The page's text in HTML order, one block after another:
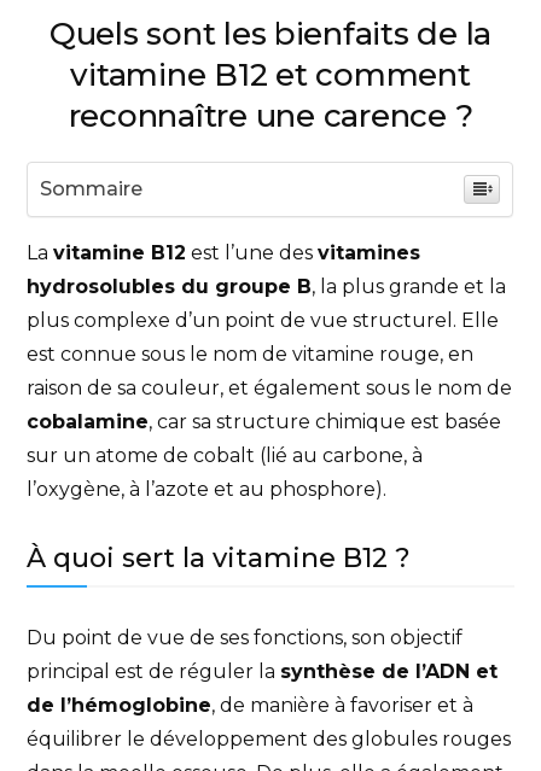
Quels sont les bienfaits de la
vitamine B12 et comment
reconnaître une carence ?
Sommaire
Lavitamine B12 est l’une desvitamines
hydrosolubles du groupe B, la plus grande et la
plus complexe d’un point de vue structurel. Elle
est connue sous le nom de vitamine rouge, en
raison de sa couleur, et également sous le nom de
cobalamine, car sa structure chimique est basée
sur un atome de cobalt (lié au carbone, à
l’oxygène, à l’azote et au phosphore).
À quoi sert la vitamine B12 ?
Du point de vue de ses fonctions, son objectif
principal est de réguler la synthèse de l’ADN et
de l’hémoglobine, de manière à favoriser et à
équilibrer le développement des globules rouges